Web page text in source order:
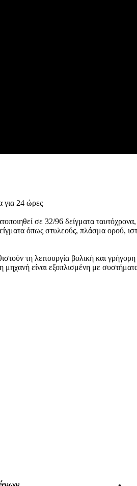
για 24 ώρες
σε 32/96 δείγματα
όπως στυλεούς, πλάσμα ορού,
τη λειτουργία βολική και γρήγορη
μηχανή είναι εξοπλισμένη με